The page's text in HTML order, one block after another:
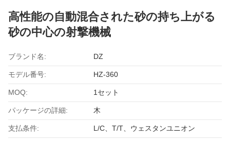
高性能の自動混合された砂の持ち上がる
砂の中心の射撃機械
ブランド名: DZ
モデル番号: HZ-360
MOQ: 1セット
パッケージの詳細: 木
支払条件: L/C、T/T、ウェスタンユニオン